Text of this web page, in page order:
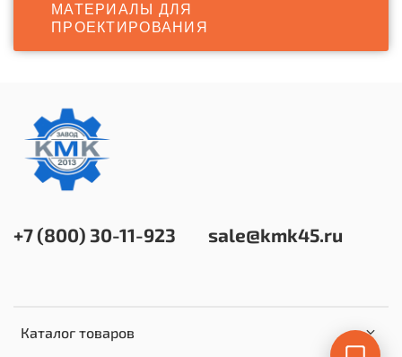
МАТЕРИАЛЫ ДЛЯ
ПРОЕКТИРОВАНИЯ
Каталог товаров
+7 (800) 30-11-923 sale@kmk45.ru